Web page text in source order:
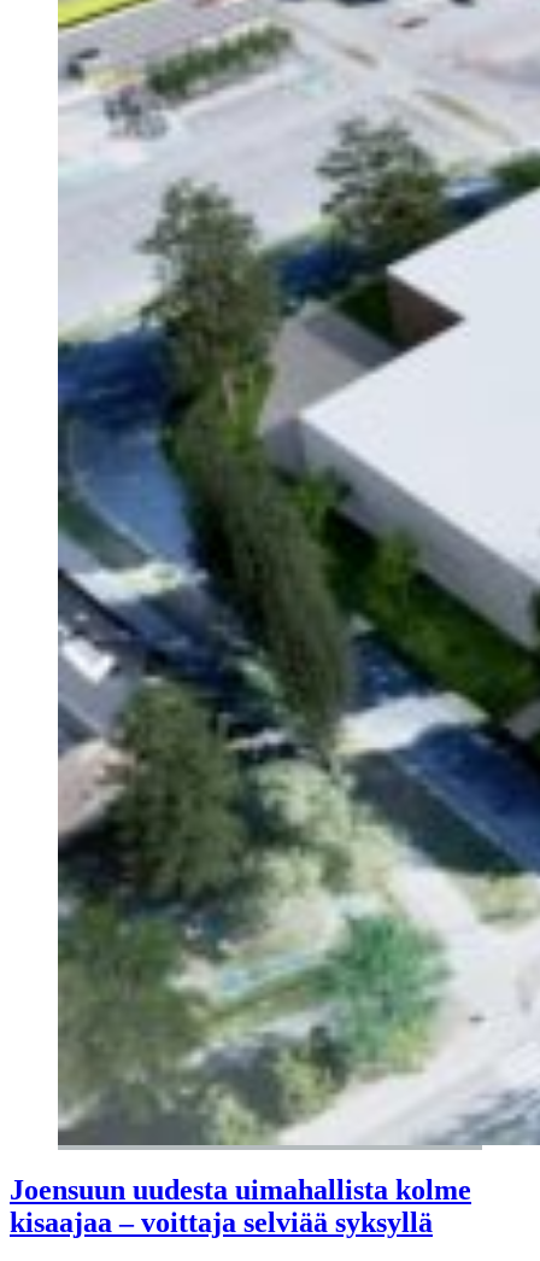
Joensuun uudesta uimahallista kolme
kisaajaa – voittaja selviää syksyllä